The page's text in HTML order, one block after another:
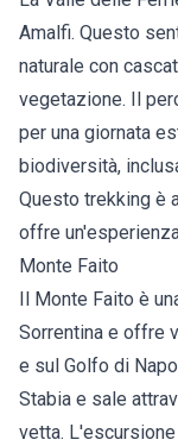
Amalfi. Questo
naturale con
vegetazione. Il
per una giornata
biodiversità,
Questo trekking è
offre
Monte Faito
Il Monte Faito è
Sorrentina e offre
e sul Golfo di
Stabia e sale
vetta.